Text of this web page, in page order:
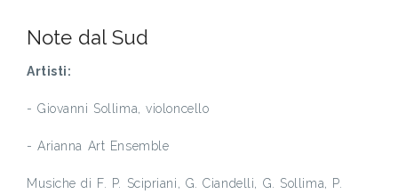
Note dal Sud
Artisti:
- Giovanni Sollima, violoncello
- Arianna Art Ensemble
Musiche di F. P. Scipriani, G. Ciandelli, G. Sollima, P.